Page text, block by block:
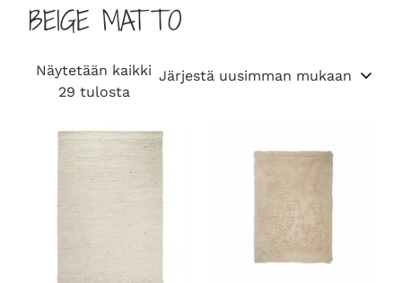
BEIGE MATTO
Näytetään kaikki
29 tulostaS
r
e
d
b